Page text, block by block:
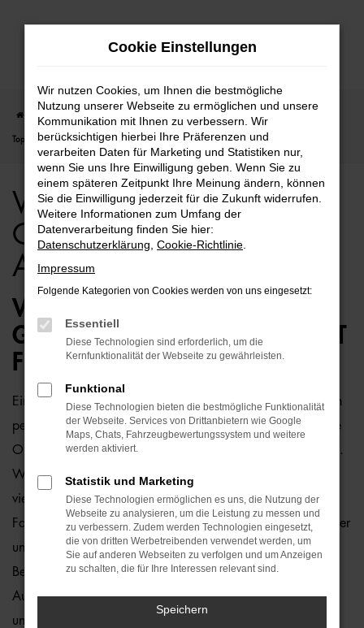
Zum
Startseite Berlin VW T-Cross VW T-Cross für Berlin Gebrauchtwagen
Top Angebote
VW T-Cross für Berlin
Gebrauchtwagen Top
Angebote
VW T-CROSS
GEBRAUCHTWAGEN – PERFEKT
FÜR BERLIN GEEIGNET
Ein VW T-Cross Gebrauchtwagen und Berlin passen einfach
perfekt zusammen. Dies ließe sich natürlich auch für andere
Orte sagen, denn dieses Modell überzeugt auf ganzer Linie.
Wir von der Auto-Familie Ostermaier arbeiten bereits seit
vielen Jahren mit VW und sind von der Qualität der
Fahrzeuge begeistert. Dennoch gehen wir auf Nummer sicher
und schauen bei jedem VW T-Cross Gebrauchtwagen für
Berlin genauestens nach. Konkret bedeutet dies, dass jedes
Auto in unserer Meisterwerkstatt gastiert und dort überprüft
und ggf. repariert und gewartet wird. Unser Credo besteht
Cookie Einstellungen
Wir nutzen Cookies, um Ihnen die bestmögliche
Nutzung unserer Webseite zu ermöglichen und unsere
Kommunikation mit Ihnen zu verbessern. Wir
berücksichtigen hierbei Ihre Präferenzen und
verarbeiten Daten für Marketing und Statistiken nur,
wenn Sie uns Ihre Einwilligung geben. Wenn Sie zu
einem späteren Zeitpunkt Ihre Meinung ändern, können
Sie die Einwilligung jederzeit für die Zukunft widerrufen.
Weitere Informationen zum Umfang der
Datenverarbeitung finden Sie hier:
Datenschutzerklärung Cookie-Richtlinie
Impressum
Folgende Kategorien von Cookies werden von uns eingesetzt:
Essentiell
Diese Technologien sind erforderlich, um die
Kernfunktionalität der Webseite zu gewährleisten.
Funktional
Diese Technologien bieten die bestmögliche Funktionalität
der Webseite. Services von Drittanbietern wie Google
Maps, Chats, Fahrzeugbewertungssystem und weitere
werden aktiviert.
Statistik und Marketing
Diese Technologien ermöglichen es uns, die Nutzung der
Webseite zu analysieren, um die Leistung zu messen und
zu verbessern. Zudem werden Technologien eingesetzt,
die von dritten Werbetreibenden verwendet werden, um
Sie auf anderen Webseiten zu verfolgen und um Anzeigen
zu schalten, die für Ihre Interessen relevant sind.
Speichern